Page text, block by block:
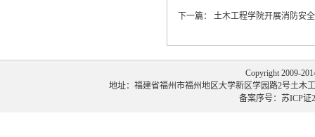
下一篇： 土木工程学院开展消防安
Copyright 2009-
地址：福建省福州市福州地区大学新区学园路2号土木工
备案序号：苏ICP证